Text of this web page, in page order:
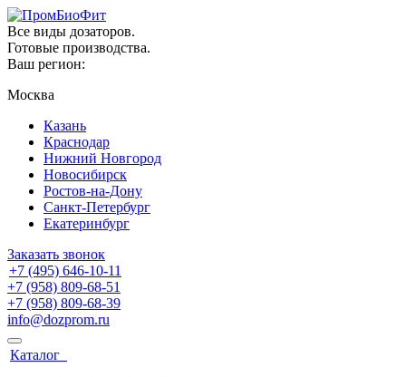
Все виды дозаторов.
Готовые производства.
Ваш регион:
Москва
Казань
Краснодар
Нижний Новгород
Новосибирск
Ростов-на-Дону
Санкт-Петербург
Екатеринбург
Заказать звонок
+7 (495) 646-10-11
+7 (958) 809-68-51
+7 (958) 809-68-39
info@dozprom.ru
Каталог